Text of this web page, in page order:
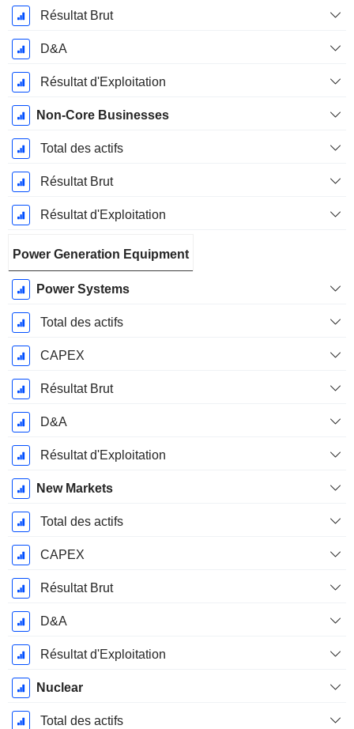
Résultat Brut
D&A
Résultat d'Exploitation
Non-Core Businesses
Total des actifs
Résultat Brut
Résultat d'Exploitation
Power Generation Equipment
Power Systems
Total des actifs
CAPEX
Résultat Brut
D&A
Résultat d'Exploitation
New Markets
Total des actifs
CAPEX
Résultat Brut
D&A
Résultat d'Exploitation
Nuclear
Total des actifs